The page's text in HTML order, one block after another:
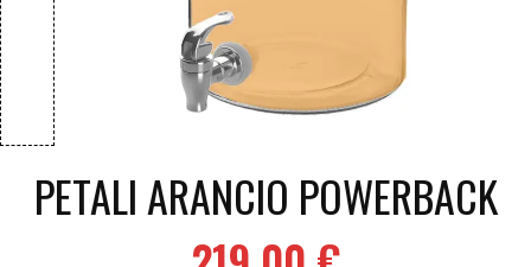
PETALI ARANCIO POWERBACK